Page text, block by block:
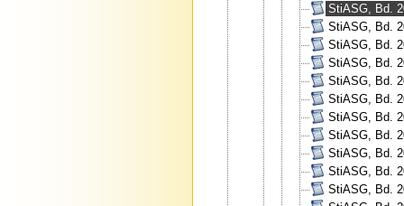
StiASG, Bd.
StiASG, Bd.
StiASG, Bd.
StiASG, Bd.
StiASG, Bd.
StiASG, Bd.
StiASG, Bd.
StiASG, Bd.
StiASG, Bd.
StiASG, Bd.
StiASG, Bd.